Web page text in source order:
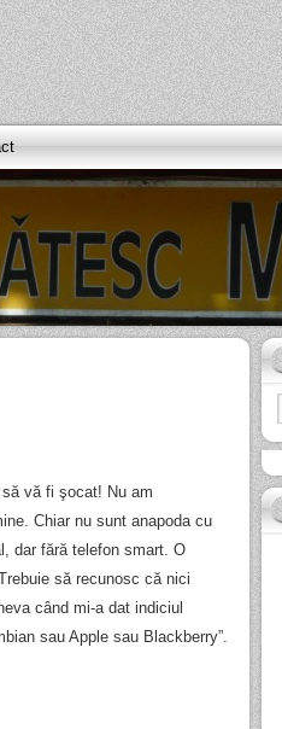
vă fi şocat! Nu am
Chiar nu sunt anapoda cu
dar fără telefon smart. O
să recunosc că nici
când mi-a dat indiciul
sau Apple sau Blackberry”.